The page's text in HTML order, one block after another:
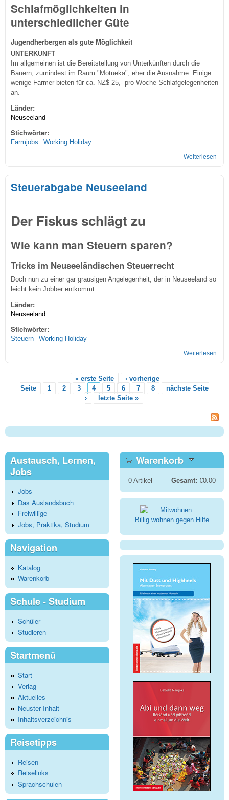
Schlafmöglichkeiten in
unterschiedlicher Güte
Jugendherbergen als gute Möglichkeit
UNTERKUNFT
Im allgemeinen ist die Bereitstellung von Unterkünften durch die
Bauern, zumindest im Raum "Motueka", eher die Ausnahme. Einige
wenige Farmer bieten für ca. NZ$ 25,- pro Woche Schlafgelegenheiten
an.
Länder:
Neuseeland
Stichwörter:
Farmjobs Working Holiday
Weiterlesen
Steuerabgabe Neuseeland
Der Fiskus schlägt zu
Wie kann man Steuern sparen?
Tricks im Neuseeländischen Steuerrecht
Doch nun zu einer gar grausigen Angelegenheit, der in Neuseeland so
leicht kein Jobber entkommt.
Länder:
Neuseeland
Stichwörter:
Steuern Working Holiday
Weiterlesen
Seiten
« erste Seite
‹ vorherige
Seite
1 2 3 4 5 6 7 8
nächste Seite
›
letzte Seite »
Austausch, Lernen,
Jobs
Jobs
Das Auslandsbuch
Freiwillige
Jobs, Praktika, Studium
Navigation
Katalog
Warenkorb
Schule - Studium
Schüler
Studieren
Startmenü
Start
Verlag
Aktuelles
Neuster Inhalt
Inhaltsverzeichnis
Reisetipps
Reisen
Reiselinks
Sprachschulen
Warenkorb
0Artikel Gesamt: €0.00
Billig wohnen gegen Hilfe